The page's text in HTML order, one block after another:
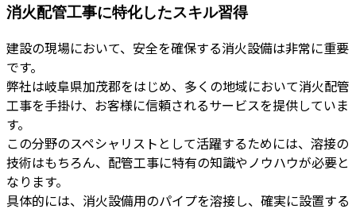
消火配管工事に特化したスキル習得
建設の現場において、安全を確保する消火設備は非常に重要
です。
弊社は岐阜県加茂郡をはじめ、多くの地域において消火配管
工事を手掛け、お客様に信頼されるサービスを提供していま
す。
この分野のスペシャリストとして活躍するためには、溶接の
技術はもちろん、配管工事に特有の知識やノウハウが必要と
なります。
具体的には、消火設備用のパイプを溶接し、確実に設置する